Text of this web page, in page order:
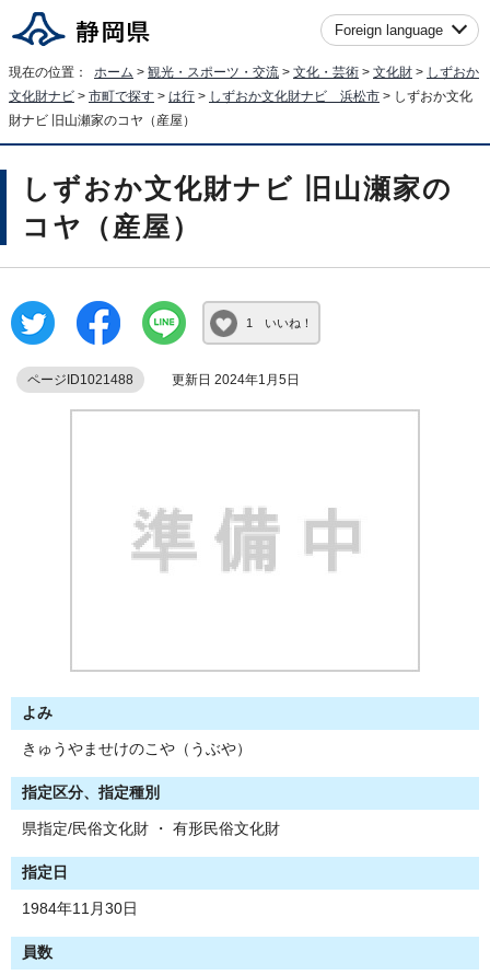
Foreign language
現在の位置： ホーム > 観光・スポーツ・交流 > 文化・芸術 > 文化財 > しずおか
文化財ナビ > 市町で探す > は行 > しずおか文化財ナビ 浜松市 > しずおか文化
財ナビ 旧山瀬家のコヤ（産屋）
しずおか文化財ナビ 旧山瀬家の
コヤ（産屋）
1 いいね！
ページID1021488 更新日 2024年1月5日
よみ
きゅうやませけのこや（うぶや）
指定区分、指定種別
県指定/民俗文化財 ・ 有形民俗文化財
指定日
1984年11月30日
員数